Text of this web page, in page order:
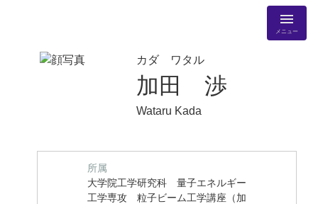
メニュー
カダ ワタル
加田 渉
Wataru Kada
所属
大学院工学研究科 量子エネルギー
工学専攻 粒子ビーム工学講座（加